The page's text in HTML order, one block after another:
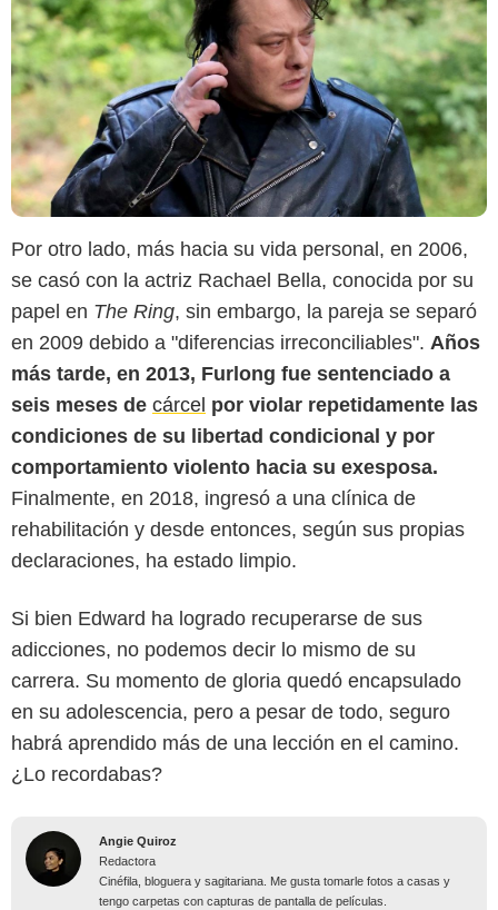
Por otro lado, más hacia su vida personal, en 2006,
se casó con la actriz Rachael Bella, conocida por su
papel en The Ring, sin embargo, la pareja se separó
en 2009 debido a "diferencias irreconciliables". Años
más tarde, en 2013, Furlong fue sentenciado a
seis meses de cárcel por violar repetidamente las
condiciones de su libertad condicional y por
comportamiento violento hacia su exesposa.
Finalmente, en 2018, ingresó a una clínica de
rehabilitación y desde entonces, según sus propias
declaraciones, ha estado limpio.
Si bien Edward ha logrado recuperarse de sus
adicciones, no podemos decir lo mismo de su
carrera. Su momento de gloria quedó encapsulado
en su adolescencia, pero a pesar de todo, seguro
habrá aprendido más de una lección en el camino.
¿Lo recordabas?
Angie Quiroz
Redactora
Cinéfila, bloguera y sagitariana. Me gusta tomarle fotos a casas y
tengo carpetas con capturas de pantalla de películas.